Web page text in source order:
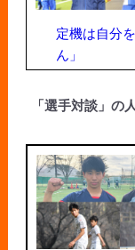
定機は自分
ん」
「選手対談」の